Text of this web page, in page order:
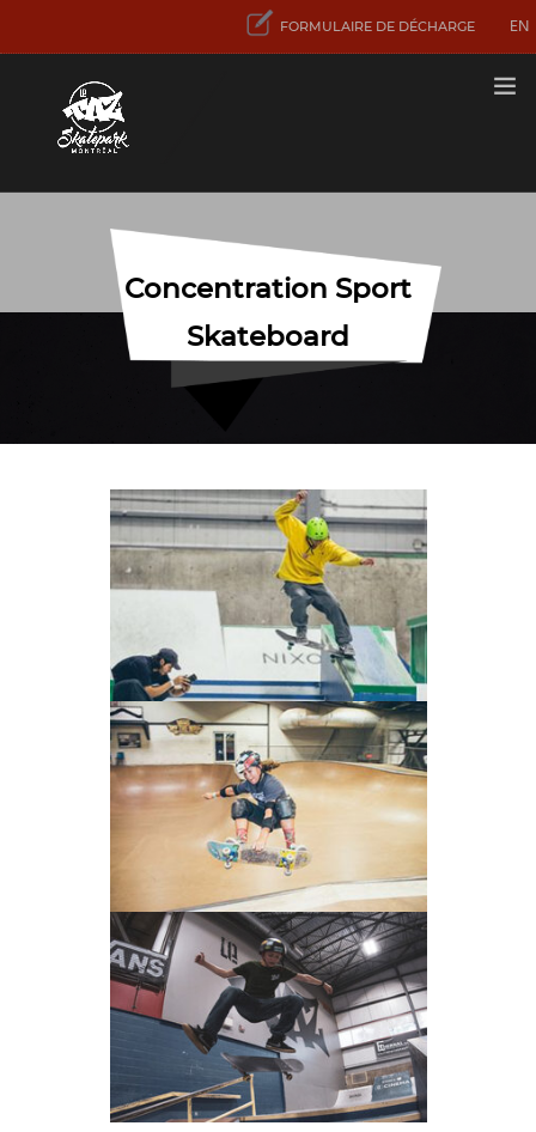
FORMULAIRE DE DÉCHARGE EN
PREMIÈRE VISITE
ET SERVICES
Concentration Sport
Skateboard